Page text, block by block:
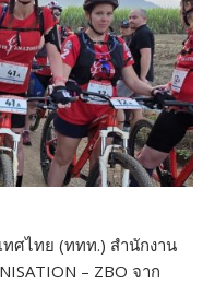
ศไทย (ททท.) สำนักงาน
– ZBO จาก